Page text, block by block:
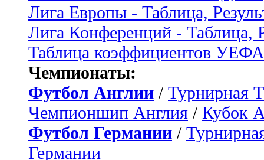
Лига Европы - Таблица,
Лига Конференций - Таблица,
Таблица коэффициентов УЕФА
Чемпионаты:
Футбол Англии / Турнирная
Чемпионшип Англия / Кубок
Футбол Германии /
Германии